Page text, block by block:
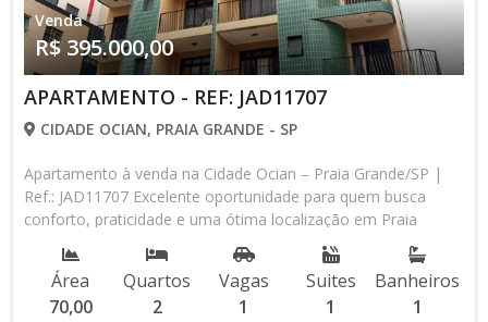
Venda
R$ 395.000,00
APARTAMENTO - REF: JAD11707
CIDADE OCIAN, PRAIA GRANDE - SP
Apartamento à venda na Cidade Ocian – Praia Grande/SP |
Ref.: JAD11707 Excelente oportunidade para quem busca
conforto, praticidade e uma ótima localização em Praia
Grande! Este apartamento conta com 70 m² de área útil e
uma planta bem distribuída, oferecendo ambientes amplos,
bem iluminados e ideais para toda a família. O imóvel possui
2 dormitórios, sendo 1 suíte, banheiro social, sala
Área
70,00
Quartos
2
Vagas
1
Suites
1
Banheiros
1